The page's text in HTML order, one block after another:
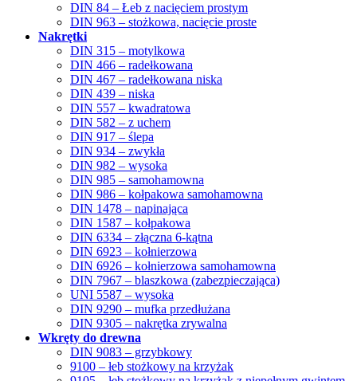
DIN 84 – Łeb z nacięciem prostym
DIN 963 – stożkowa, nacięcie proste
Nakrętki
DIN 315 – motylkowa
DIN 466 – radełkowana
DIN 467 – radełkowana niska
DIN 439 – niska
DIN 557 – kwadratowa
DIN 582 – z uchem
DIN 917 – ślepa
DIN 934 – zwykła
DIN 982 – wysoka
DIN 985 – samohamowna
DIN 986 – kołpakowa samohamowna
DIN 1478 – napinająca
DIN 1587 – kołpakowa
DIN 6334 – złączna 6-kątna
DIN 6923 – kołnierzowa
DIN 6926 – kołnierzowa samohamowna
DIN 7967 – blaszkowa (zabezpieczająca)
UNI 5587 – wysoka
DIN 9290 – mufka przedłużana
DIN 9305 – nakrętka zrywalna
Wkręty do drewna
DIN 9083 – grzybkowy
9100 – łeb stożkowy na krzyżak